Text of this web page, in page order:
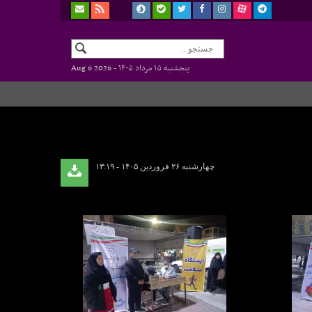
پنجشنبه ۱۵ مرداد ۱۴۰۵ - Aug 6 2026
چهارشنبه ۲۶ فروردین ۱۴۰۵ - ۱۳:۱۹